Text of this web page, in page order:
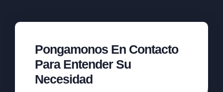
Pongamonos En Contacto
Para Entender Su
Necesidad